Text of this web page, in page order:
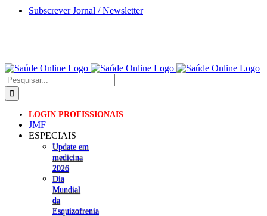
Skip
Subscrever Jornal / Newsletter
Pesquisar
LOGIN PROFISSIONAIS
JMF
ESPECIAIS
Update em
medicina
2026
Dia
Mundial
da
Esquizofrenia